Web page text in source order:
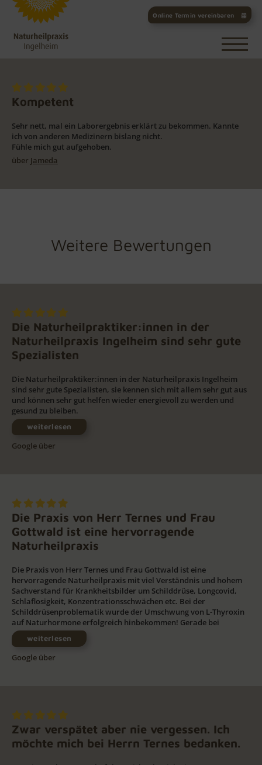
Online Termin vereinbaren
Kompetent
Sehr nett, mal ein Laborergebnis erklärt zu bekommen. Kannte
ich von anderen Medizinern bislang nicht.
Fühle mich gut aufgehoben.
über Jameda
Weitere Bewertungen
Die Naturheilpraktiker:innen in der
Naturheilpraxis Ingelheim sind sehr gute
Spezialisten
Die Naturheilpraktiker:innen in der Naturheilpraxis Ingelheim
sind sehr gute Spezialisten, sie kennen sich mit allem sehr gut aus
und können sehr gut helfen wieder energievoll zu werden und
gesund zu bleiben.
weiterlesen
Google über
Die Praxis von Herr Ternes und Frau
Gottwald ist eine hervorragende
Naturheilpraxis
Die Praxis von Herr Ternes und Frau Gottwald ist eine
hervorragende Naturheilpraxis mit viel Verständnis und hohem
Sachverstand für Krankheitsbilder um Schilddrüse, Longcovid,
Schlaflosigkeit, Konzentrationsschwächen etc. Bei der
Schilddrüsenproblematik wurde der Umschwung von L-Thyroxin
auf Naturhormone erfolgreich hinbekommen! Gerade bei
weiterlesen
Google über
Zwar verspätet aber nie vergessen. Ich
möchte mich bei Herrn Ternes bedanken.